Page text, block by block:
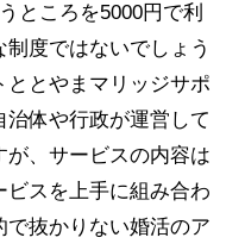
ところを5000円で利
度ではないでしょう
とやまマリッジサポ
体や行政が運営して
、サービスの内容は
スを上手に組み合わ
抜かりない婚活のア